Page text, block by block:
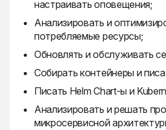
настраивать оповещения;
Анализировать и
потребляемые ресурсы;
Обновлять и обслуживать
Собирать контейнеры и
Писать Helm Chart-ы и
Анализировать и решать
микросервисной